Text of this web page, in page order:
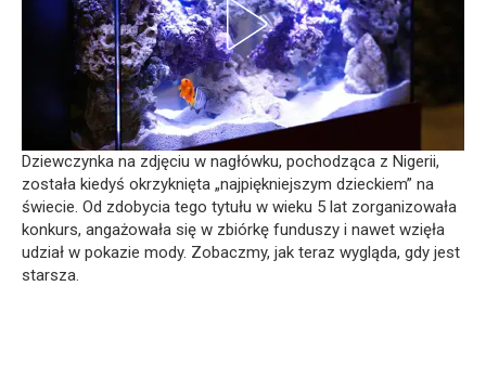
Dziewczynka na zdjęciu w nagłówku, pochodząca z Nigerii,
została kiedyś okrzyknięta „najpiękniejszym dzieckiem” na
świecie. Od zdobycia tego tytułu w wieku 5 lat zorganizowała
konkurs, angażowała się w zbiórkę funduszy i nawet wzięła
udział w pokazie mody. Zobaczmy, jak teraz wygląda, gdy jest
starsza.